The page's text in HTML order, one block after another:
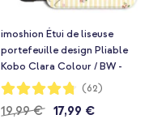
imoshion Étui de liseuse
portefeuille design Pliable
Kobo Clara Colour / BW -
Garden Stripes
Notation:
95%
(62)
19,99 € 17,99 €